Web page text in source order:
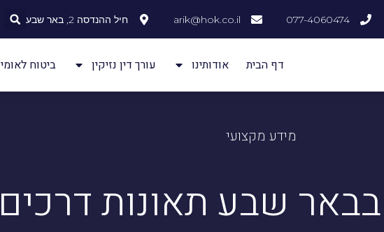
077-4060474
arik@hok.co.il חיל ההנדסה 2, באר שבע
דף הבית אודותינו עורך דין נזיקין ביטוח לאומי
מידע מקצועי
בבאר שבע תאונות דרכים